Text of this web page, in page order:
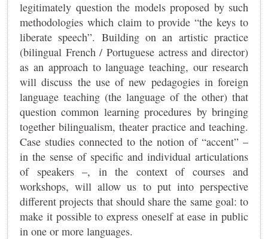
legitimately question the models proposed by such
methodologies which claim to provide “the keys to
liberate speech”. Building on an artistic practice
(bilingual French / Portuguese actress and director)
as an approach to language teaching, our research
will discuss the use of new pedagogies in foreign
language teaching ​​(the language of the other) that
question common learning procedures by bringing
together bilingualism, theater practice and teaching.
Case studies connected to the notion of “accent” –
in the sense of specific and individual articulations
of speakers –, in the context of courses and
workshops, will allow us to put into perspective
different projects that should share the same goal: to
make it possible to express oneself at ease in public
in one or more languages.